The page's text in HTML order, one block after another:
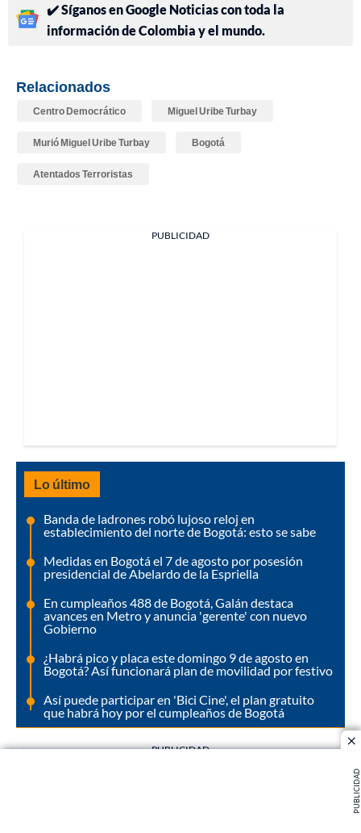
PUBLICIDAD
✔️ Síganos en Google Noticias con toda la
información de Colombia y el mundo.
Relacionados
Centro Democrático Miguel Uribe Turbay
Murió Miguel Uribe Turbay Bogotá
Atentados Terroristas
PUBLICIDAD
Lo último
Banda de ladrones robó lujoso reloj en
establecimiento del norte de Bogotá: esto se sabe
Medidas en Bogotá el 7 de agosto por posesión
presidencial de Abelardo de la Espriella
En cumpleaños 488 de Bogotá, Galán destaca
avances en Metro y anuncia 'gerente' con nuevo
Gobierno
¿Habrá pico y placa este domingo 9 de agosto en
Bogotá? Así funcionará plan de movilidad por festivo
Así puede participar en 'Bici Cine', el plan gratuito
que habrá hoy por el cumpleaños de Bogotá
PUBLICIDAD